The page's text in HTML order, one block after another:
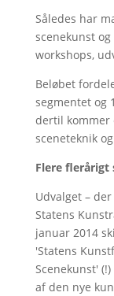
Således har
scenekunst
workshops,
Beløbet
segmentet og
dertil
sceneteknik
Flere
Udvalget –
Statens
januar 2014
'Statens
Scenekunst'
af den nye